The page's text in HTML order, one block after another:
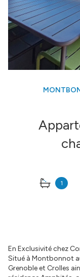
1
En Exclusivité chez
Situé à Montbonnot
Grenoble et Crolles